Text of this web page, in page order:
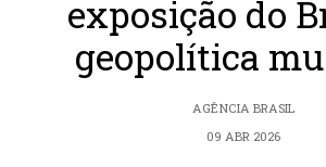
exposição do
geopolítica
AGÊNCIA BRASIL
09 ABR 2026